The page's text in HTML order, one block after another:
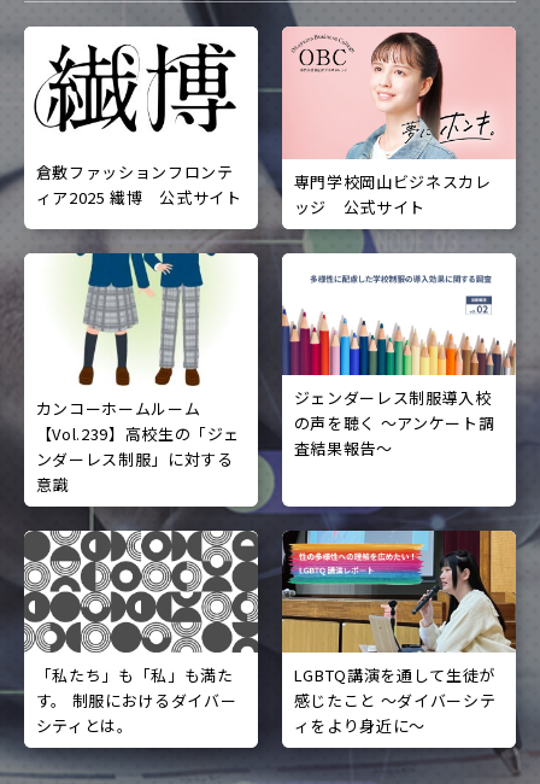
倉敷ファッションフロンテ
ィア2025 繊博 公式サイト
専門学校岡山ビジネスカレ
ッジ 公式サイト
カンコーホームルーム
【Vol.239】高校生の「ジェ
ンダーレス制服」に対する
意識
ジェンダーレス制服導入校
の声を聴く ～アンケート調
査結果報告～
「私たち」も「私」も満た
す。 制服におけるダイバー
シティとは。
LGBTQ講演を通して生徒が
感じたこと ～ダイバーシテ
ィをより身近に～